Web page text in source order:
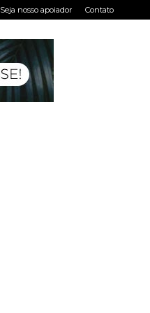
Seja nosso apoiador Contato